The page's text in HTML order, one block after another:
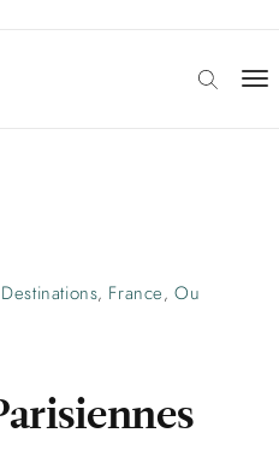
Destinations, France,Ou